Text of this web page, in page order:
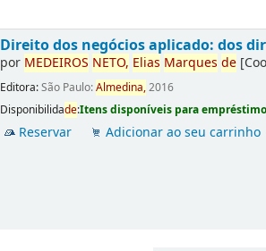
Direito dos negócios aplicado: dos
por MEDEIROS NETO, Elias Marques de
Editora:São Paulo:Almedina,2016
Disponibilidade:Itens disponíveis para
Reservar Adicionar ao seu carrinho